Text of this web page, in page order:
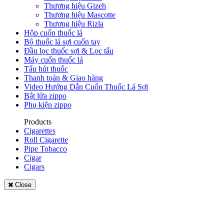
Thương hiệu Gizeh
Thương hiệu Mascotte
Thương hiệu Rizla
Hộp cuốn thuốc lá
Bộ thuốc lá sợi cuốn tay
Đầu lọc thuốc sợi & Lọc tẩu
Máy cuốn thuốc lá
Tẩu hút thuốc
Thanh toán & Giao hàng
Video Hướng Dẫn Cuốn Thuốc Lá Sợi
Bật lửa zippo
Phụ kiện zippo
Products
Cigarettes
Roll Cigarette
Pipe Tobacco
Cigar
Cigars
Close